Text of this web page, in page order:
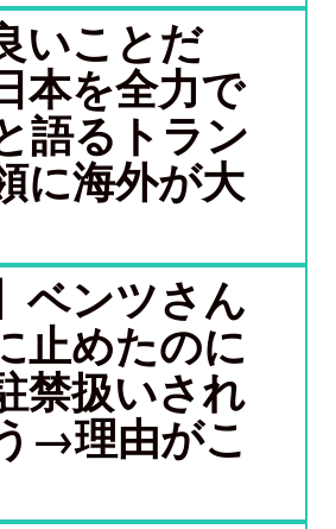
いことだ
本を全力で
語るトラン
に海外が大
ベンツさん
止めたのに
禁扱いされ
→理由がこ